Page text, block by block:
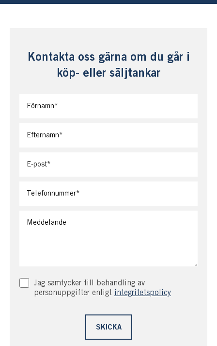
Kontakta oss gärna om du går i
köp- eller säljtankar
Jag samtycker till behandling av
personuppgifter enligt integritetspolicy